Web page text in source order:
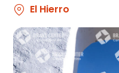
El Hierro